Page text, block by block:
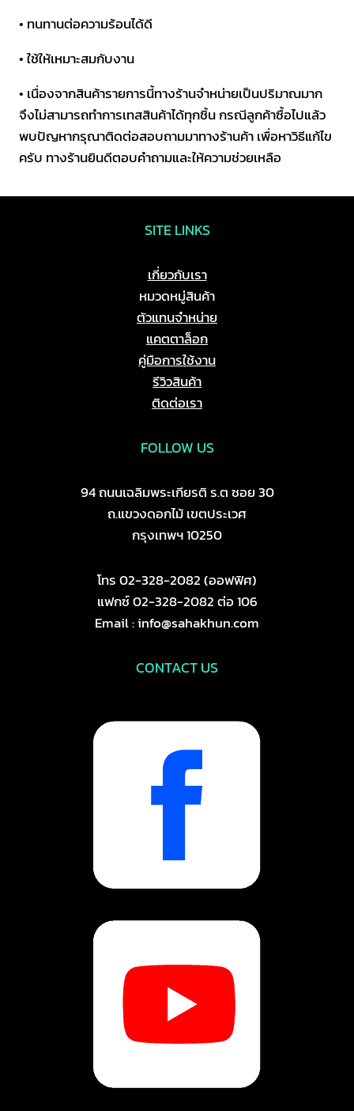
• ทนทานต่อความร้อนได้ดี
• ใช้ให้เหมาะสมกับงาน
• เนื่องจากสินค้ารายการนี้ทางร้านจำหน่ายเป็นปริมาณมาก
จึงไม่สามารถทำการเทสสินค้าได้ทุกชิ้น กรณีลูกค้าซื้อไปแล้ว
พบปัญหากรุณาติดต่อสอบถามมาทางร้านค้า เพื่อหาวิธีแก้ไข
ครับ ทางร้านยินดีตอบคำถามและให้ความช่วยเหลือ
SITE LINKS
เกี่ยวกับเรา
หมวดหมู่สินค้า
ตัวแทนจำหน่าย
แคตตาล็อก
คู่มือการใช้งาน
รีวิวสินค้า
ติดต่อเรา
FOLLOW US
94 ถนนเฉลิมพระเกียรติ ร.ต ซอย 30
ถ.แขวงดอกไม้ เขตประเวศ
กรุงเทพฯ 10250
โทร 02-328-2082 (ออฟฟิศ)
แฟกซ์ 02-328-2082 ต่อ 106
Email : info@sahakhun.com
CONTACT US